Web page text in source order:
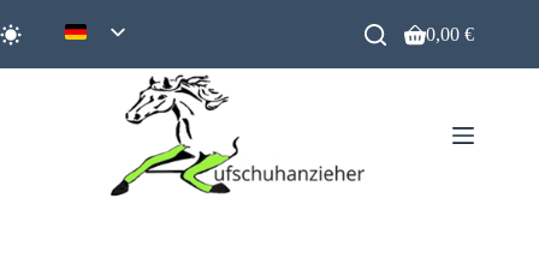
Inhalt
springen
Warenkorb
0,00€